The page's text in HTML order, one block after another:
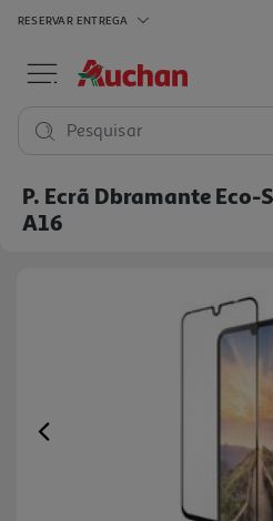
RESERVAR ENTREGA
Pesquisar
P. Ecrã Dbramante Eco-
A16
Previous